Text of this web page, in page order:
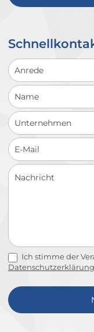
Schnellkontakt
Ich stimme der
Datenschutzerklärung